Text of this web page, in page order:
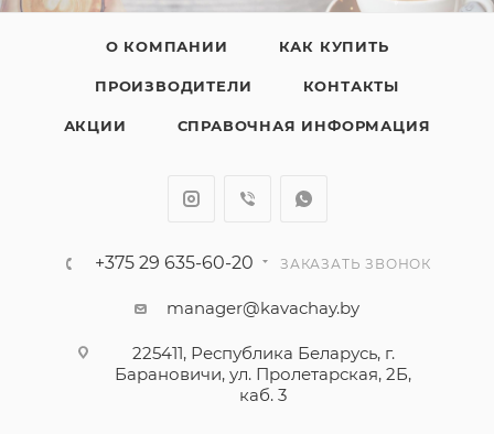
О КОМПАНИИ КАК КУПИТЬ
ПРОИЗВОДИТЕЛИ КОНТАКТЫ
АКЦИИ СПРАВОЧНАЯ ИНФОРМАЦИЯ
+375 29 635-60-20 ЗАКАЗАТЬ ЗВОНОК
manager@kavachay.by
225411, Республика Беларусь, г.
Барановичи, ул. Пролетарская, 2Б,
каб. 3